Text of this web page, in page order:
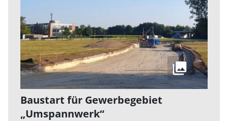
Baustart für Gewerbegebiet
„Umspannwerk“